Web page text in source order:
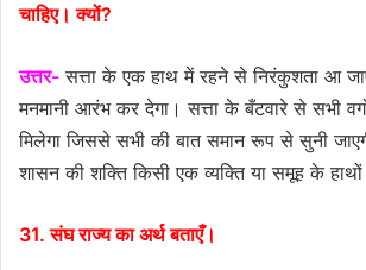
चाहिए। क्यों?
उत्तर- सत्ता के एक हाथ में रहने से निरंकुशता आ
मनमानी आरंभ कर देगा। सत्ता के बँटवारे से सभी
मिलेगा जिससे सभी की बात समान रूप से सुनी
शासन की शक्ति किसी एक व्यक्ति या समूह के हाथों
31. संघ राज्य का अर्थ बताएँ।